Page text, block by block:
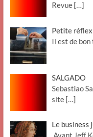
Revue […]
Petite
Il est de
SALGADO
Sebastiao
site […]
Le business
Avant Jeff